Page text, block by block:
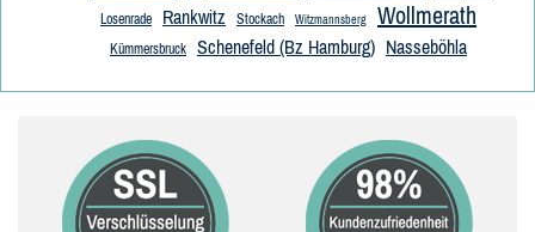
Losenrade
Rankwitz Stockach Witzmannsberg Wollmerath
Kümmersbruck Schenefeld (Bz Hamburg) Nasseböhla